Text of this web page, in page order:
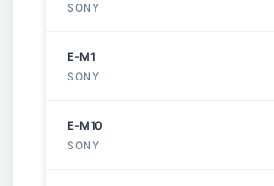
SONY
E-M1
SONY
E-M10
SONY